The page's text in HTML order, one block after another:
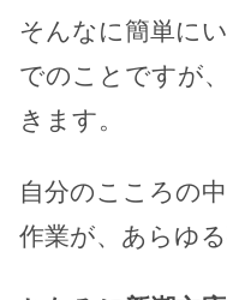
そんなに簡単に
でのことですが
きます。
自分のこころの
作業が、あらゆ